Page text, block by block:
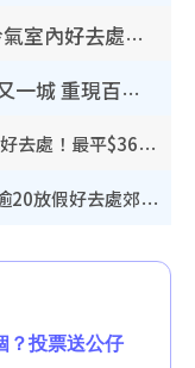
香港室內好去處｜逾35大歎冷氣室內好去處推介 室內活動免費避雨無懼落雨
小熊維尼100週年快閃店登陸又一城 重現百畝森林經典場景／獨家限定盲盒登場／專屬DIY香水
唱K推介2026︱全港13大卡啦OK好去處！最平$36起 日文K都有！(附地址+收費詳情)
假日好去處｜2026放假去邊好？逾20放假好去處郊外/秘景 休閒半日或一日遊